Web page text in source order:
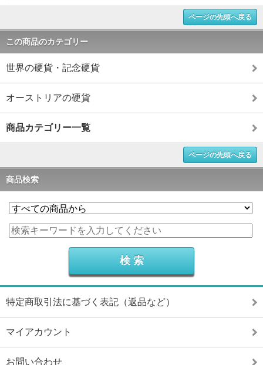
ページの先頭へ戻る
この商品のカテゴリー
世界の硬貨・記念硬貨
オーストリアの硬貨
商品カテゴリー一覧
ページの先頭へ戻る
商品検索
特定商取引法に基づく表記（返品など）
マイアカウント
お問い合わせ